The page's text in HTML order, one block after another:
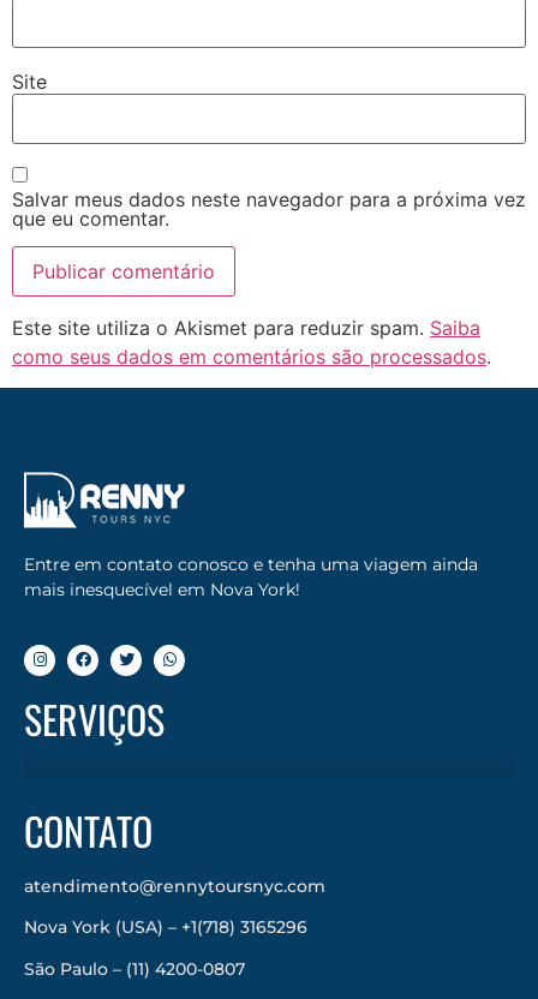
Site
Salvar meus dados neste navegador para a próxima vez
que eu comentar.
Este site utiliza o Akismet para reduzir spam. Saiba
como seus dados em comentários são processados.
Entre em contato conosco e tenha uma viagem ainda
mais inesquecível em Nova York!
SERVIÇOS
CONTATO
atendimento@rennytoursnyc.com
Nova York (USA) – +1(718) 3165296
São Paulo – (11) 4200-0807